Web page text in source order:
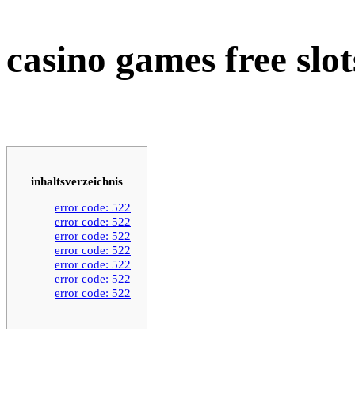
casino games free
inhaltsverzeichnis
error code: 522
error code: 522
error code: 522
error code: 522
error code: 522
error code: 522
error code: 522